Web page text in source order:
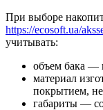
При выборе
https://ecosoft.ua/
учитывать:
объем бака —
материал
покрытием,
габариты —